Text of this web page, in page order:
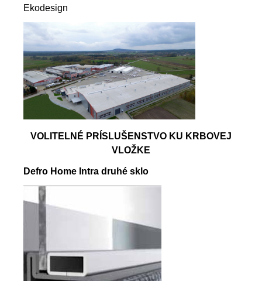
Ekodesign
VOLITELNÉ PRÍSLUŠENSTVO KU KRBOVEJ
VLOŽKE
Defro Home Intra druhé sklo